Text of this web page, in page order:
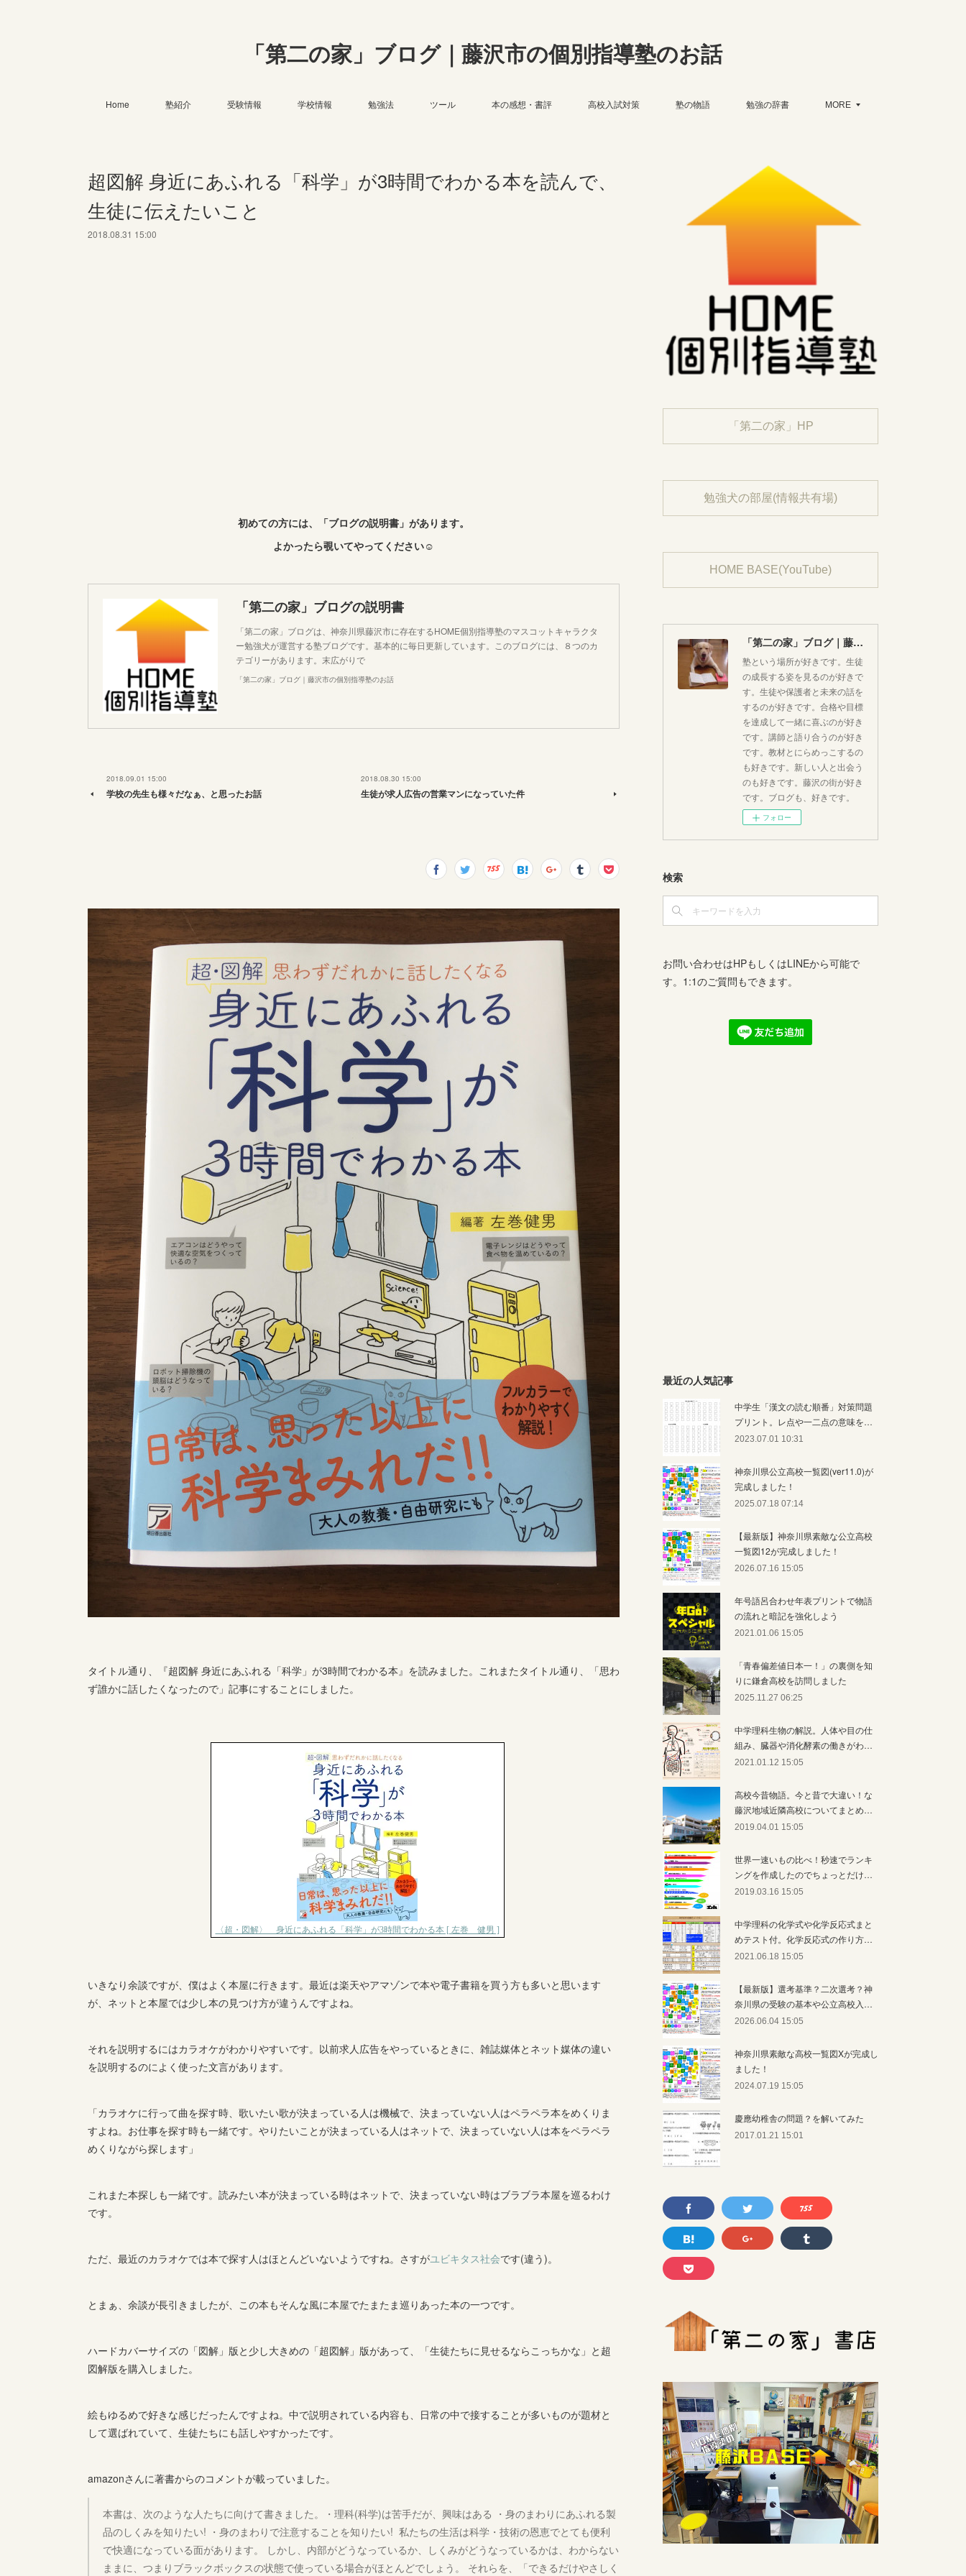
「第二の家」ブログ｜藤沢市の個別指導塾のお話
Home 塾紹介 受験情報 学校情報 勉強法 ツール 本の感想・書評 高校入試対策 塾の物語 勉強の辞書 MORE
超図解 身近にあふれる「科学」が3時間でわかる本を読んで、
生徒に伝えたいこと
2018.08.31 15:00
初めての方には、「ブログの説明書」があります。
よかったら覗いてやってください☺︎
「第二の家」ブログの説明書
「第二の家」ブログは、神奈川県藤沢市に存在するHOME個別指導塾のマスコットキャラクタ
ー勉強犬が運営する塾ブログです。基本的に毎日更新しています。このブログには、８つのカ
テゴリーがあります。末広がりで
「第二の家」ブログ｜藤沢市の個別指導塾のお話
2018.09.01 15:00
学校の先生も様々だなぁ、と思ったお話
2018.08.30 15:00
生徒が求人広告の営業マンになっていた件
タイトル通り、『超図解 身近にあふれる「科学」が3時間でわかる本』を読みました。これまたタイトル通り、「思わ
ず誰かに話したくなったので」記事にすることにしました。
いきなり余談ですが、僕はよく本屋に行きます。最近は楽天やアマゾンで本や電子書籍を買う方も多いと思います
が、ネットと本屋では少し本の見つけ方が違うんですよね。
それを説明するにはカラオケがわかりやすいです。以前求人広告をやっているときに、雑誌媒体とネット媒体の違い
を説明するのによく使った文言があります。
「カラオケに行って曲を探す時、歌いたい歌が決まっている人は機械で、決まっていない人はペラペラ本をめくりま
すよね。お仕事を探す時も一緒です。やりたいことが決まっている人はネットで、決まっていない人は本をペラペラ
めくりながら探します」
これまた本探しも一緒です。読みたい本が決まっている時はネットで、決まっていない時はブラブラ本屋を巡るわけ
です。
ただ、最近のカラオケでは本で探す人はほとんどいないようですね。さすがユビキタス社会です(違う)。
とまぁ、余談が長引きましたが、この本もそんな風に本屋でたまたま巡りあった本の一つです。
ハードカバーサイズの「図解」版と少し大きめの「超図解」版があって、「生徒たちに見せるならこっちかな」と超
図解版を購入しました。
絵もゆるめで好きな感じだったんですよね。中で説明されている内容も、日常の中で接することが多いものが題材と
して選ばれていて、生徒たちにも話しやすかったです。
amazonさんに著書からのコメントが載っていました。
本書は、次のような人たちに向けて書きました。・理科(科学)は苦手だが、興味はある ・身のまわりにあふれる製
品のしくみを知りたい! ・身のまわりで注意することを知りたい! 私たちの生活は科学・技術の恩恵でとても便利
で快適になっている面があります。 しかし、内部がどうなっているか、しくみがどうなっているかは、わからない
ままに、つまりブラックボックスの状態で使っている場合がほとんどでしょう。 それらを、「できるだけやさしく
「第二の家」HP
勉強犬の部屋(情報共有場)
HOME BASE(YouTube)
「第二の家」ブログ｜藤沢市の個別指導塾のお話
塾という場所が好きです。生徒
の成長する姿を見るのが好きで
す。生徒や保護者と未来の話を
するのが好きです。合格や目標
を達成して一緒に喜ぶのが好き
です。講師と語り合うのが好き
です。教材とにらめっこするの
も好きです。新しい人と出会う
のも好きです。藤沢の街が好き
です。ブログも、好きです。
フォロー
検索
お問い合わせはHPもしくはLINEから可能で
す。1:1のご質問もできます。
最近の人気記事
中学生「漢文の読む順番」対策問題
プリント。レ点や一二点の意味を…
2023.07.01 10:31
神奈川県公立高校一覧図(ver11.0)が
完成しました！
2025.07.18 07:14
【最新版】神奈川県素敵な公立高校
一覧図12が完成しました！
2026.07.16 15:05
年号語呂合わせ年表プリントで物語
の流れと暗記を強化しよう
2021.01.06 15:05
「青春偏差値日本一！」の裏側を知
りに鎌倉高校を訪問しました
2025.11.27 06:25
中学理科生物の解説。人体や目の仕
組み、臓器や消化酵素の働きがわ…
2021.01.12 15:05
高校今昔物語。今と昔で大違い！な
藤沢地域近隣高校についてまとめ…
2019.04.01 15:05
世界一速いもの比べ！秒速でランキ
ングを作成したのでちょっとだけ…
2019.03.16 15:05
中学理科の化学式や化学反応式まと
めテスト付。化学反応式の作り方…
2021.06.18 15:05
【最新版】選考基準？二次選考？神
奈川県の受験の基本や公立高校入…
2026.06.04 15:05
神奈川県素敵な高校一覧図Xが完成し
ました！
2024.07.19 15:05
慶應幼稚舎の問題？を解いてみた
2017.01.21 15:01